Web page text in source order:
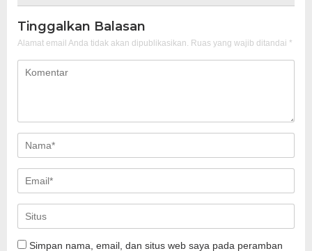
Tinggalkan Balasan
Alamat email Anda tidak akan dipublikasikan. Ruas yang wajib ditandai *
Simpan nama, email, dan situs web saya pada peramban